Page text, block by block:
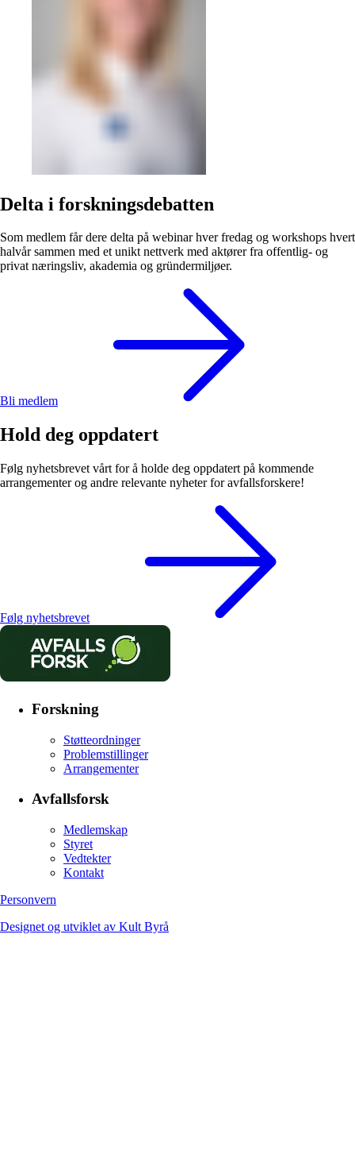
Delta i forskningsdebatten
Som medlem får dere delta på webinar hver fredag og workshops hvert
halvår sammen med et unikt nettverk med aktører fra offentlig- og
privat næringsliv, akademia og gründermiljøer.
Bli medlem
Hold deg oppdatert
Følg nyhetsbrevet vårt for å holde deg oppdatert på kommende
arrangementer og andre relevante nyheter for avfallsforskere!
Følg nyhetsbrevet
Forskning
Støtteordninger
Problemstillinger
Arrangementer
Avfallsforsk
Medlemskap
Styret
Vedtekter
Kontakt
Personvern
Designet og utviklet av Kult Byrå